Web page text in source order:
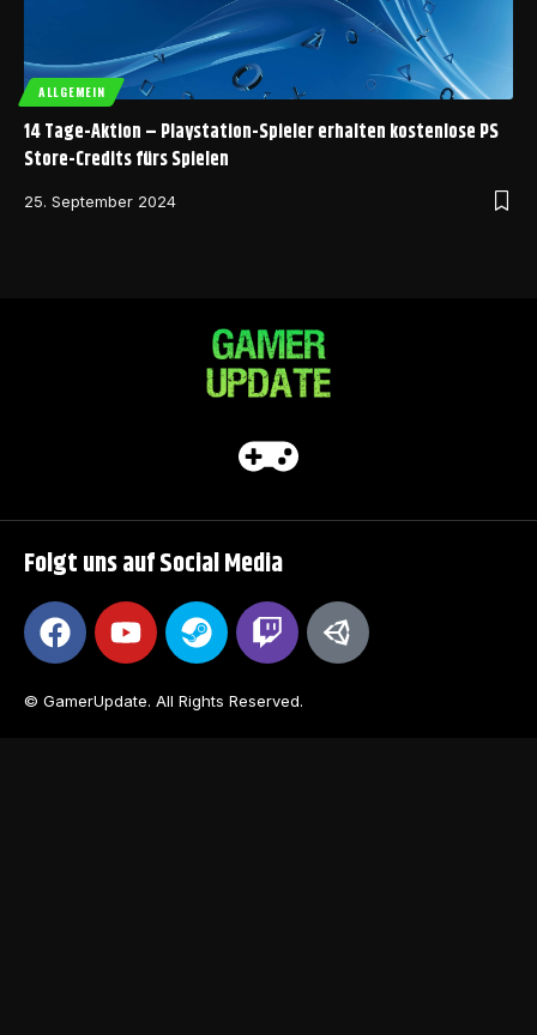
ALLGEMEIN
14 Tage-Aktion – Playstation-Spieler erhalten kostenlose PS
Store-Credits fürs Spielen
25. September 2024
Folgt uns auf Social Media
© GamerUpdate. All Rights Reserved.